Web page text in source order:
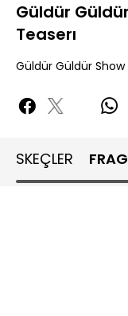
Güldür
Teaserı
Güldür Güldür Show
SKEÇLER